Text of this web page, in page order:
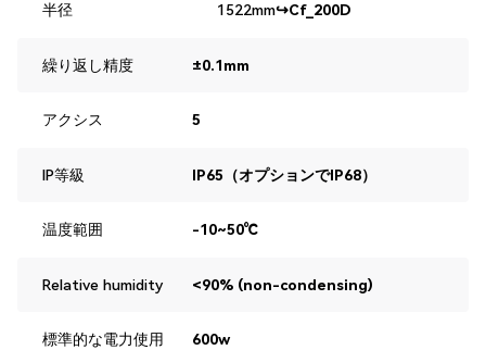
半径 1522mm↪Cf_200D
繰り返し精度 ±0.1mm
アクシス 5
IP等級 IP65（オプションでIP68）
温度範囲 -10~50℃
Relative humidity <90% (non-condensing)
標準的な電力使用
600w